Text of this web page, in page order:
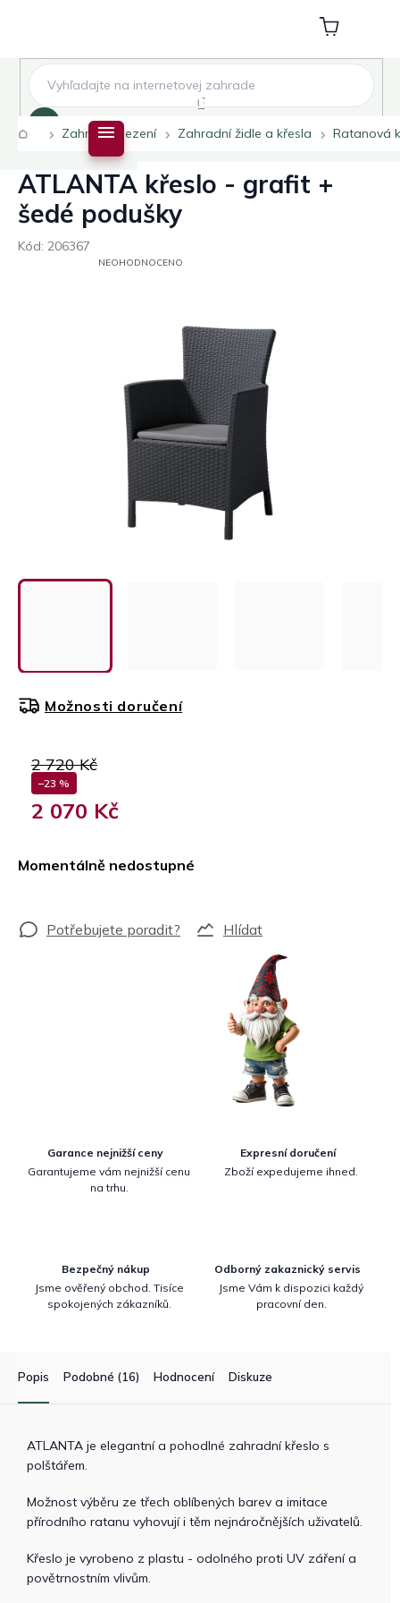
Nákupní
košík
DomůZahradní sezení Zahradní židle a křesla Ratanová
ATLANTA křeslo - grafit +
šedé podušky
Kód: 206367
PRŮMĚRNÉNEOHODNOCENO
2 720 Kč
–23 %
2 070 Kč
Momentálně nedostupné
Možnosti doručení
Hlídat
Garance nejnižší ceny
Garantujeme vám nejnižší cenu
na trhu.
Expresní doručení
Zboží expedujeme ihned.
Bezpečný nákup
Jsme ověřený obchod. Tisíce
spokojených zákazníků.
Odborný zakaznický servis
Jsme Vám k dispozici každý
pracovní den.
Popis Podobné (16) Hodnocení Diskuze
ATLANTA je elegantní a pohodlné zahradní křeslo s
polštářem.
Možnost výběru ze třech oblíbených barev a imitace
přírodního ratanu vyhovují i těm nejnáročnějších uživatelů.
Křeslo je vyrobeno z plastu - odolného proti UV záření a
povětrnostním vlivům.